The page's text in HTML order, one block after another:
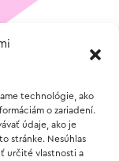
technológie, ako
o zariadení.
údaje, ako je
stránke. Nesúhlas
určité vlastnosti a